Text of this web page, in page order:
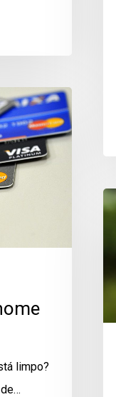
limpo?